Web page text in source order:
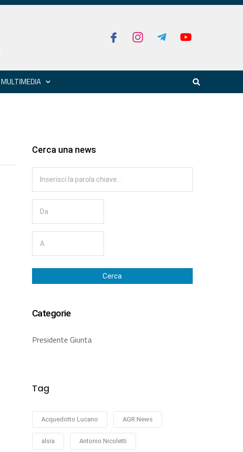
MULTIMEDIA
Cerca una news
Cerca
Categorie
Presidente Giunta
Tag
Acquedotto Lucano AGR News
alsia Antonio Nicoletti